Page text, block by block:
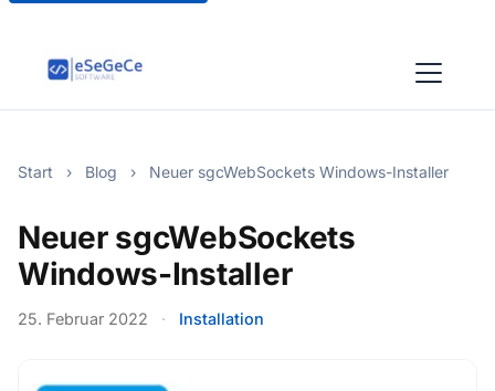
Start › Blog › Neuer sgcWebSockets Windows-Installer
Neuer sgcWebSockets
Windows-Installer
25. Februar 2022 · Installation